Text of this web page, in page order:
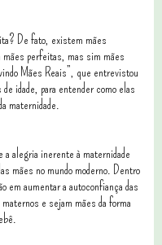
De fato, existem mães
perfeitas, mas sim mães
Mães Reais”, que entrevistou
idade, para entender como elas
maternidade.
alegria inerente à maternidade
mães no mundo moderno. Dentro
em aumentar a autoconfiança das
e sejam mães da forma